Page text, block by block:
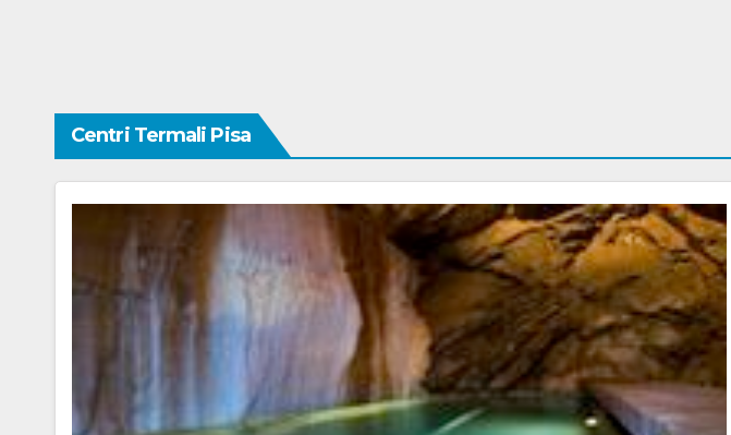
Centri Termali Pisa